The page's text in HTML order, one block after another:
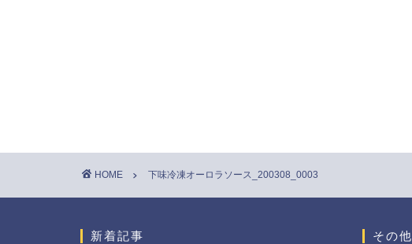
HOME 下味冷凍オーロラソース_200308_0003
新着記事 その他